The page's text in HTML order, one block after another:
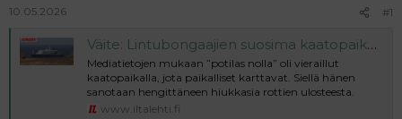
n
o
e
s
t
i
10.05.2026 #1
Väite: Lintubongaajien suosima kaatopaikka hantaviruksen lähde – Viranomaiset kyseenalaistavat
Mediatietojen mukaan ”potilas nolla” oli vieraillut
kaatopaikalla, jota paikalliset karttavat. Siellä hänen
sanotaan hengittäneen hiukkasia rottien ulosteesta.
www.iltalehti.fi